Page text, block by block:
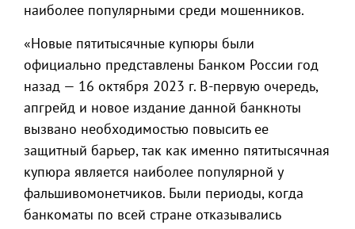
наиболее популярными среди мошенников.
«Новые пятитысячные купюры были
официально представлены Банком России год
назад — 16 октября 2023 г. В-первую очередь,
апгрейд и новое издание данной банкноты
вызвано необходимостью повысить ее
защитный барьер, так как именно пятитысячная
купюра является наиболее популярной у
фальшивомонетчиков. Были периоды, когда
банкоматы по всей стране отказывались